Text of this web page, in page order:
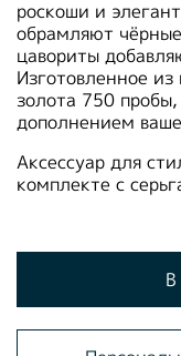
роскоши и
обрамляют
цавориты
Изготовленное из
золота 750
дополнением
Аксессуар для
комплекте с
В